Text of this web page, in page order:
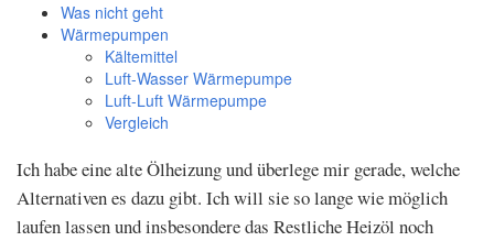
Was nicht geht
Wärmepumpen
Kältemittel
Luft-Wasser Wärmepumpe
Luft-Luft Wärmepumpe
Vergleich
Ich habe eine alte Ölheizung und überlege mir gerade, welche
Alternativen es dazu gibt. Ich will sie so lange wie möglich
laufen lassen und insbesondere das Restliche Heizöl noch